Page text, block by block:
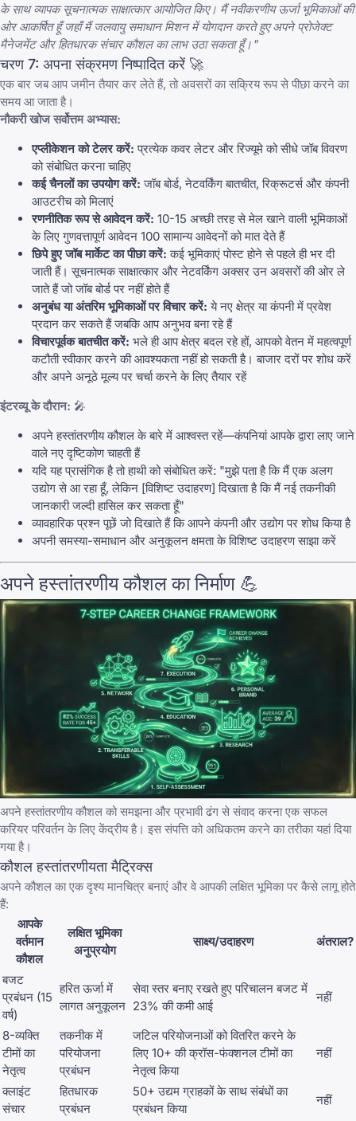
के साथ व्यापक सूचनात्मक साक्षात्कार आयोजित किए। मैं नवीकरणीय ऊर्जा भूमिकाओं की
ओर आकर्षित हूँ जहाँ मैं जलवायु समाधान मिशन में योगदान करते हुए अपने प्रोजेक्ट
मैनेजमेंट और हितधारक संचार कौशल का लाभ उठा सकता हूँ।"
चरण 7: अपना संक्रमण निष्पादित करें 🚀
एक बार जब आप जमीन तैयार कर लेते हैं, तो अवसरों का सक्रिय रूप से पीछा करने का
समय आ जाता है।
नौकरी खोज सर्वोत्तम अभ्यास:
एप्लीकेशन को टेलर करें: प्रत्येक कवर लेटर और रिज्यूमे को सीधे जॉब विवरण
को संबोधित करना चाहिए
कई चैनलों का उपयोग करें: जॉब बोर्ड, नेटवर्किंग बातचीत, रिक्रूटर्स और कंपनी
आउटरीच को मिलाएं
रणनीतिक रूप से आवेदन करें: 10-15 अच्छी तरह से मेल खाने वाली भूमिकाओं
के लिए गुणवत्तापूर्ण आवेदन 100 सामान्य आवेदनों को मात देते हैं
छिपे हुए जॉब मार्केट का पीछा करें: कई भूमिकाएं पोस्ट होने से पहले ही भर दी
जाती हैं। सूचनात्मक साक्षात्कार और नेटवर्किंग अक्सर उन अवसरों की ओर ले
जाते हैं जो जॉब बोर्ड पर नहीं होते हैं
अनुबंध या अंतरिम भूमिकाओं पर विचार करें: ये नए क्षेत्र या कंपनी में प्रवेश
प्रदान कर सकते हैं जबकि आप अनुभव बना रहे हैं
विचारपूर्वक बातचीत करें: भले ही आप क्षेत्र बदल रहे हों, आपको वेतन में महत्वपूर्ण
कटौती स्वीकार करने की आवश्यकता नहीं हो सकती है। बाजार दरों पर शोध करें
और अपने अनूठे मूल्य पर चर्चा करने के लिए तैयार रहें
इंटरव्यू के दौरान: 🎤
अपने हस्तांतरणीय कौशल के बारे में आश्वस्त रहें—कंपनियां आपके द्वारा लाए जाने
वाले नए दृष्टिकोण चाहती हैं
यदि यह प्रासंगिक है तो हाथी को संबोधित करें: "मुझे पता है कि मैं एक अलग
उद्योग से आ रहा हूँ, लेकिन [विशिष्ट उदाहरण] दिखाता है कि मैं नई तकनीकी
जानकारी जल्दी हासिल कर सकता हूँ"
व्यावहारिक प्रश्न पूछें जो दिखाते हैं कि आपने कंपनी और उद्योग पर शोध किया है
अपनी समस्या-समाधान और अनुकूलन क्षमता के विशिष्ट उदाहरण साझा करें
अपने हस्तांतरणीय कौशल का निर्माण 💪
अपने हस्तांतरणीय कौशल को समझना और प्रभावी ढंग से संवाद करना एक सफल
करियर परिवर्तन के लिए केंद्रीय है। इस संपत्ति को अधिकतम करने का तरीका यहां दिया
गया है।
कौशल हस्तांतरणीयता मैट्रिक्स
अपने कौशल का एक दृश्य मानचित्र बनाएं और वे आपकी लक्षित भूमिका पर कैसे लागू होते
हैं:
आपके
वर्तमान
कौशल
लक्षित भूमिका
अनुप्रयोग
साक्ष्य/उदाहरण अंतराल?
बजट
प्रबंधन (15
वर्ष)
हरित ऊर्जा में
लागत अनुकूलन
सेवा स्तर बनाए रखते हुए परिचालन बजट में
23% की कमी आई
नहीं
8-व्यक्ति
टीमों का
नेतृत्व
तकनीक में
परियोजना
प्रबंधन
जटिल परियोजनाओं को वितरित करने के
लिए 10+ की क्रॉस-फंक्शनल टीमों का
नेतृत्व किया
नहीं
क्लाइंट
संचार
हितधारक
प्रबंधन
50+ उद्यम ग्राहकों के साथ संबंधों का
प्रबंधन किया
नहीं